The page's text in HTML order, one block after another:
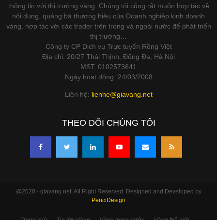
thông tin với thị trường vàng. Chúng tôi cũng rất muốn hợp tác về
nội dung, quảng bá thương hiệu của Doanh nghiệp kinh doanh
vàng, hợp tác với các trader trên trong và ngoài nước để phát triển
thị trường…
Công ty CP Dịch vụ Trực tuyến Rồng Việt
Địa chỉ: 20/27 Thái Thịnh, Đống Đa, Hà Nội
MST: 0102573641
Ngày hoạt động: 24/03/2008
Liên hệ: lienhe@giavang.net
THEO DÕI CHÚNG TÔI
@2020 - giavang.net. All Right Reserved. Designed and Developed by
PenciDesign